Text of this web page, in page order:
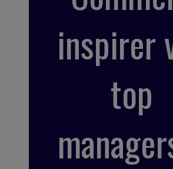
inspirer
top